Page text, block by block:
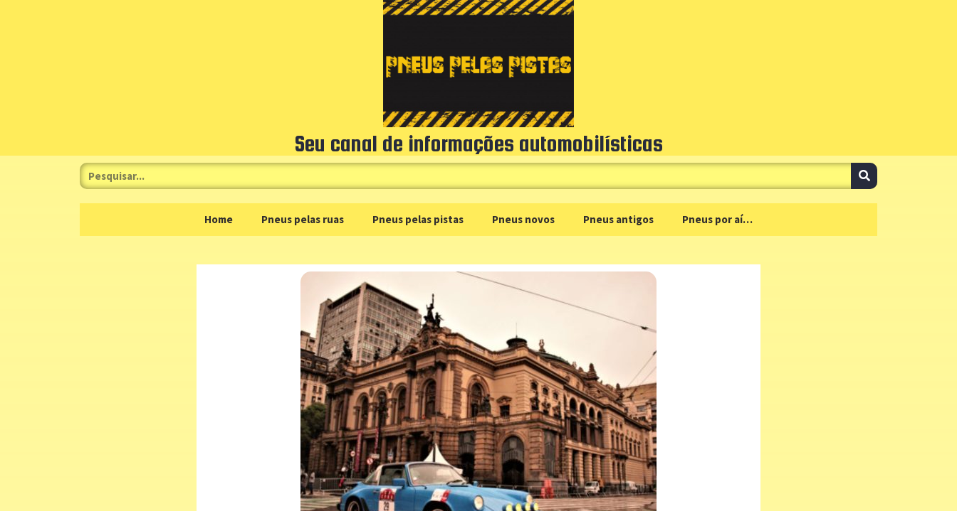
Seu canal de informações automobilísticas
Home Pneus pelas ruas Pneus pelas pistas Pneus novos Pneus antigos Pneus por aí…